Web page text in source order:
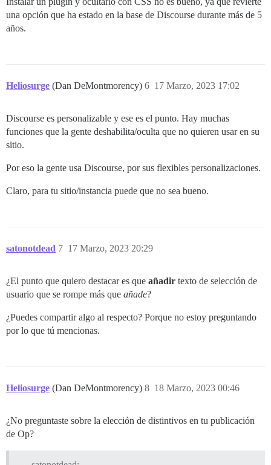
una opción que ha estado en la base de Discourse durante más de 5
años.
Heliosurge (Dan DeMontmorency) 17 Marzo, 2023 17:02
6
Discourse es personalizable y ese es el punto. Hay muchas
funciones que la gente deshabilita/oculta que no quieren usar en su
sitio.
Por eso la gente usa Discourse, por sus flexibles personalizaciones.
Claro, para tu sitio/instancia puede que no sea bueno.
satonotdead 17 Marzo, 2023 20:29
7
¿El punto que quiero destacar es que añadir texto de selección de
usuario que se rompe más que añade?
¿Puedes compartir algo al respecto? Porque no estoy preguntando
por lo que tú mencionas.
Heliosurge (Dan DeMontmorency) 18 Marzo, 2023 00:46
8
¿No preguntaste sobre la elección de distintivos en tu publicación
de Op?